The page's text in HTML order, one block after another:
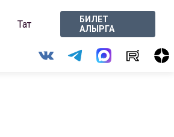
Тат
БИЛЕТ
АЛЫРГА